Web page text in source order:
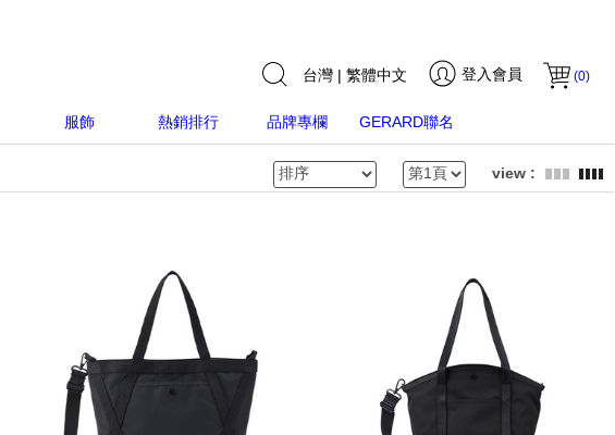
(0)
登入會員
台灣 | 繁體中文
服飾 熱銷排行 品牌專欄 GERARD聯名